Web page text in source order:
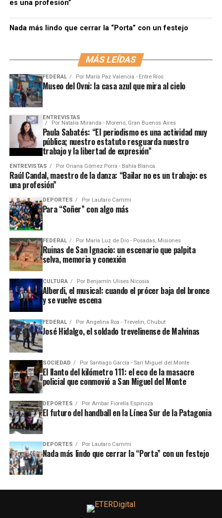
es una profesión”
Nada más lindo que cerrar la “Porta” con un festejo
MÁS LEÍDAS
FEDERAL Por María Paz Valencia - Entre Ríos
Museo del Ovni: la casa azul que mira al cielo
ENTREVISTAS
Por Natalia Miranda - Moreno, Gran Buenos Aires
Paula Sabatés: “El periodismo es una actividad muy
pública; nuestro estatuto resguarda nuestro
trabajo y la libertad de expresión”
ENTREVISTAS Por Oriana Gómez Porra - Bahía Blanca
Raúl Candal, maestro de la danza: “Bailar no es un trabajo: es
una profesión”
DEPORTES Por Lautaro Cammi
Para “Soñer” con algo más
FEDERAL Por María Luz de Dio - Posadas, Misiones
Ruinas de San Ignacio: un escenario que palpita
selva, memoria y conexión
CULTURA Por Benjamín Ulises Nicosia
Alberdi, el musical: cuando el prócer baja del bronce
y se vuelve escena
FEDERAL Por Angelina Roa - Trevelin, Chubut
José Hidalgo, el soldado trevelinense de Malvinas
SOCIEDAD Por Santiago García - San Miguel del Monte
El llanto del kilómetro 111: el eco de la masacre
policial que conmovió a San Miguel del Monte
DEPORTES Por Ambar Fiorella Espinoza
El futuro del handball en la Línea Sur de la Patagonia
DEPORTES Por Lautaro Cammi
Nada más lindo que cerrar la “Porta” con un festejo